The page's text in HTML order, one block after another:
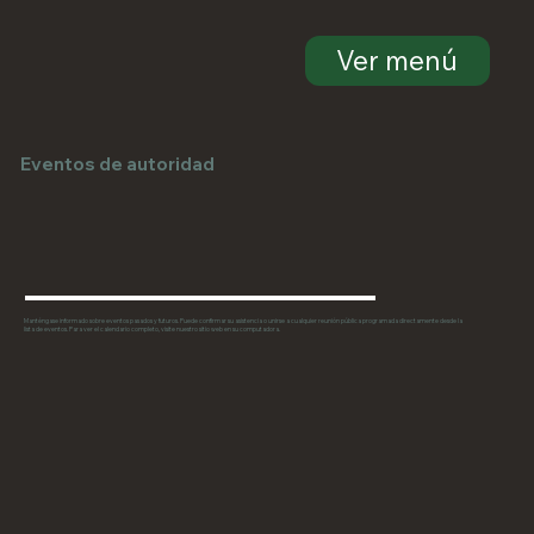
Ver menú
Eventos de autoridad
Manténgase informado sobre eventos pasados y futuros. Puede confirmar su asistencia o unirse a cualquier reunión pública programada directamente desde la
lista de eventos. Para ver el calendario completo, visite nuestro sitio web en su computadora.